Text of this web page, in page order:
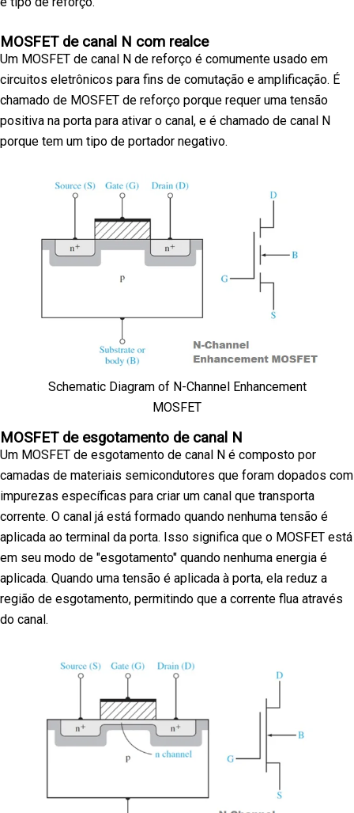
MOSFET de canal N com realce
Um MOSFET de canal N de reforço é comumente usado em
circuitos eletrônicos para fins de comutação e amplificação. É
chamado de MOSFET de reforço porque requer uma tensão
positiva na porta para ativar o canal, e é chamado de canal N
porque tem um tipo de portador negativo.
Schematic Diagram of N-Channel Enhancement
MOSFET
MOSFET de esgotamento de canal N
Um MOSFET de esgotamento de canal N é composto por
camadas de materiais semicondutores que foram dopados com
impurezas específicas para criar um canal que transporta
corrente. O canal já está formado quando nenhuma tensão é
aplicada ao terminal da porta. Isso significa que o MOSFET está
em seu modo de "esgotamento" quando nenhuma energia é
aplicada. Quando uma tensão é aplicada à porta, ela reduz a
região de esgotamento, permitindo que a corrente flua através
do canal.